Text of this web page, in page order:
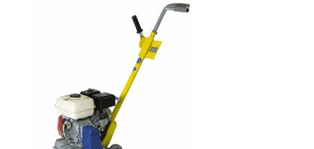
állnak rendelkezésre. A VA 25 S benzines
vagy elektromos gépként is kapható.
Nagyon jól bevált demarkációs
marógépként a jelölő cégek számára.
Munkaszélesség: 250 mm Súly: 250 mm:
95 - 105 kg (210 - 230 lbs) Működés:
Honda benzinüzemű Teljesítmény: 6 kW
Munkaszélesség: 250 mm (10'') Távolság a
faltól: 67 mm (2,6'') Méretek: (37 x 18 x
46'') Szabványos szerelvény: hatszögletű